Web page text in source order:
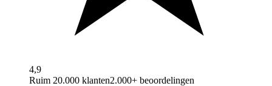
4,9
Ruim 20.000 klanten2.000+ beoordelingen